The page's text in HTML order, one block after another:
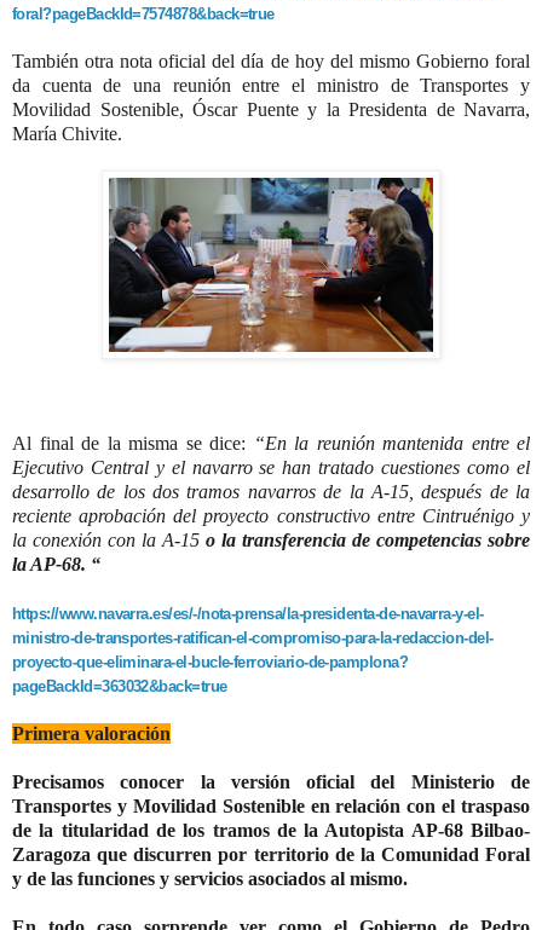
foral?pageBackId=7574878&back=true
También otra nota oficial del día de hoy del mismo Gobierno foral
da cuenta de una reunión entreel ministro de Transportes y
Movilidad Sostenible, Óscar Puente y la Presidenta de Navarra,
María Chivite.
Al final de la misma se dice: “En la reunión mantenida entre el
Ejecutivo Central y el navarro se han tratado cuestiones como el
desarrollo de los dos tramos navarros de la A-15, después de la
reciente aprobación del proyecto constructivo entre Cintruénigo y
la conexión con la A-15 o la transferencia de competencias sobre
la AP-68. “
https://www.navarra.es/es/-/nota-prensa/la-presidenta-de-navarra-y-el-
ministro-de-transportes-ratifican-el-compromiso-para-la-redaccion-del-
proyecto-que-eliminara-el-bucle-ferroviario-de-pamplona?
pageBackId=363032&back=true
Primera valoración
Precisamos conocer la versión oficial del Ministerio de
Transportes y Movilidad Sostenible en relación con el traspaso
de la titularidad de los tramos de la Autopista AP-68 Bilbao-
Zaragoza que discurren por territorio de la Comunidad Foral
y de las funciones y servicios asociados al mismo.